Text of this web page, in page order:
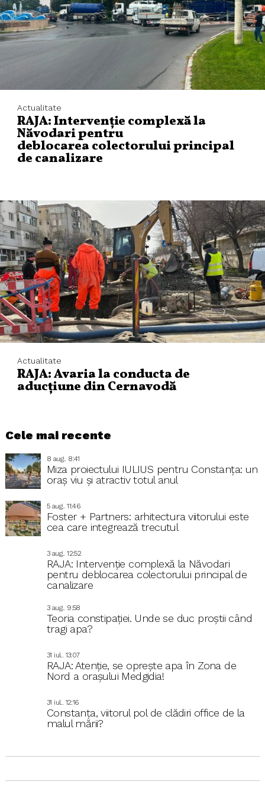
Actualitate
RAJA: Intervenție complexă la
Năvodari pentru
deblocarea colectorului principal
de canalizare
Actualitate
RAJA: Avaria la conducta de
aducțiune din Cernavodă
Cele mai recente
8 aug.. 8:41
Miza proiectului IULIUS pentru Constanța: un
oraș viu și atractiv totul anul
5 aug.. 11:46
Foster + Partners: arhitectura viitorului este
cea care integrează trecutul
3 aug.. 12:52
RAJA: Intervenție complexă la Năvodari
pentru deblocarea colectorului principal de
canalizare
3 aug.. 9:58
Teoria constipației. Unde se duc proștii când
tragi apa?
31 iul.. 13:07
RAJA: Atenție, se oprește apa în Zona de
Nord a orașului Medgidia!
31 iul.. 12:16
Constanța, viitorul pol de clădiri office de la
malul mării?